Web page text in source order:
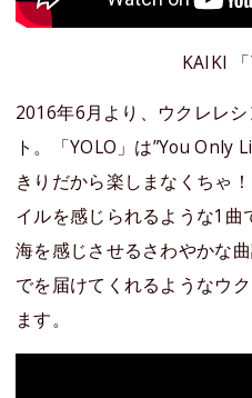
KAIKI 「
2016年6月より、ウクレレ
ト。「YOLO」は”You Only
きりだから楽しまなくちゃ
イルを感じられるような1曲
海を感じさせるさわやかな
でを届けてくれるようなウ
ます。